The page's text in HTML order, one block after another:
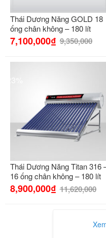
Thái Dương Năng GOLD 18
ống chân không – 180 lít
7,100,000₫ 9,350,000
-23%
Thái Dương Năng Titan 316
16 ống chân không – 180 lít
8,900,000₫ 11,620,000